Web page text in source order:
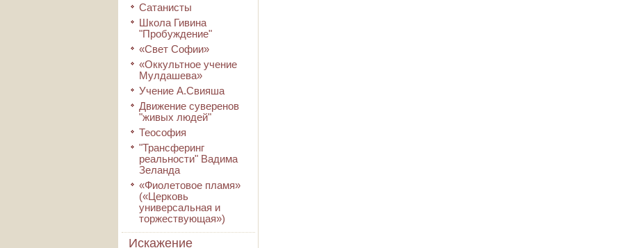
Сатанисты
Школа Гивина
"Пробуждение"
«Свет Софии»
«Оккультное учение
Мулдашева»
Учение А.Свияша
Движение суверенов
"живых людей"
Теософия
"Трансферинг
реальности" Вадима
Зеланда
«Фиолетовое пламя»
(«Церковь
универсальная и
торжествующая»)
Искажение